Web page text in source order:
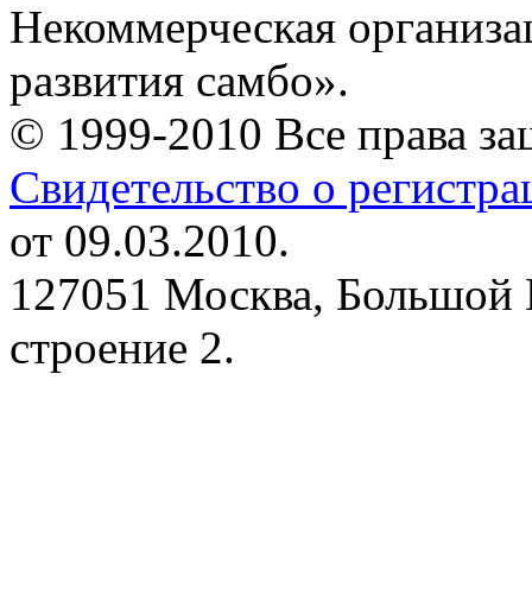
Некоммерческая
развития самбо».
© 1999-2010 Все права
Свидетельство о
от 09.03.2010.
127051 Москва, Большой
строение 2.